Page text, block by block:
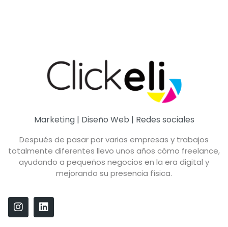
Marketing | Diseño Web | Redes sociales
Después de pasar por varias empresas y trabajos
totalmente diferentes llevo unos años cómo freelance,
ayudando a pequeños negocios en la era digital y
mejorando su presencia física.